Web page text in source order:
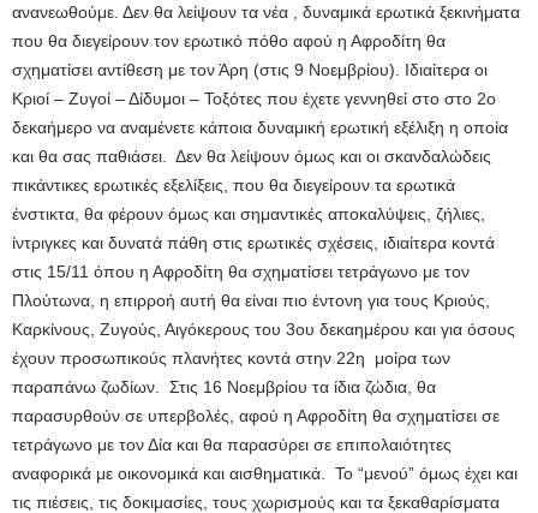
ανανεωθούμε. Δεν θα λείψουν τα νέα , δυναμικά ερωτικά ξεκινήματα
που θα διεγείρουν τον ερωτικό πόθο αφού η Αφροδίτη θα
σχηματίσει αντίθεση με τον Άρη (στις 9 Νοεμβρίου). Ιδιαίτερα οι
Κριοί – Ζυγοί – Δίδυμοι – Τοξότες που έχετε γεννηθεί στο στο 2ο
δεκαήμερο να αναμένετε κάποια δυναμική ερωτική εξέλιξη η οποία
και θα σας παθιάσει. Δεν θα λείψουν όμως και οι σκανδαλώδεις
πικάντικες ερωτικές εξελίξεις, που θα διεγείρουν τα ερωτικά
ένστικτα, θα φέρουν όμως και σημαντικές αποκαλύψεις, ζήλιες,
ίντριγκες και δυνατά πάθη στις ερωτικές σχέσεις, ιδιαίτερα κοντά
στις 15/11 όπου η Αφροδίτη θα σχηματίσει τετράγωνο με τον
Πλούτωνα, η επιρροή αυτή θα είναι πιο έντονη για τους Κριούς,
Καρκίνους, Ζυγούς, Αιγόκερους του 3ου δεκαημέρου και για όσους
έχουν προσωπικούς πλανήτες κοντά στην 22η μοίρα των
παραπάνω ζωδίων. Στις 16 Νοεμβρίου τα ίδια ζώδια, θα
παρασυρθούν σε υπερβολές, αφού η Αφροδίτη θα σχηματίσει σε
τετράγωνο με τον Δία και θα παρασύρει σε επιπολαιότητες
αναφορικά με οικονομικά και αισθηματικά. Το “μενού” όμως έχει και
τις πιέσεις, τις δοκιμασίες, τους χωρισμούς και τα ξεκαθαρίσματα